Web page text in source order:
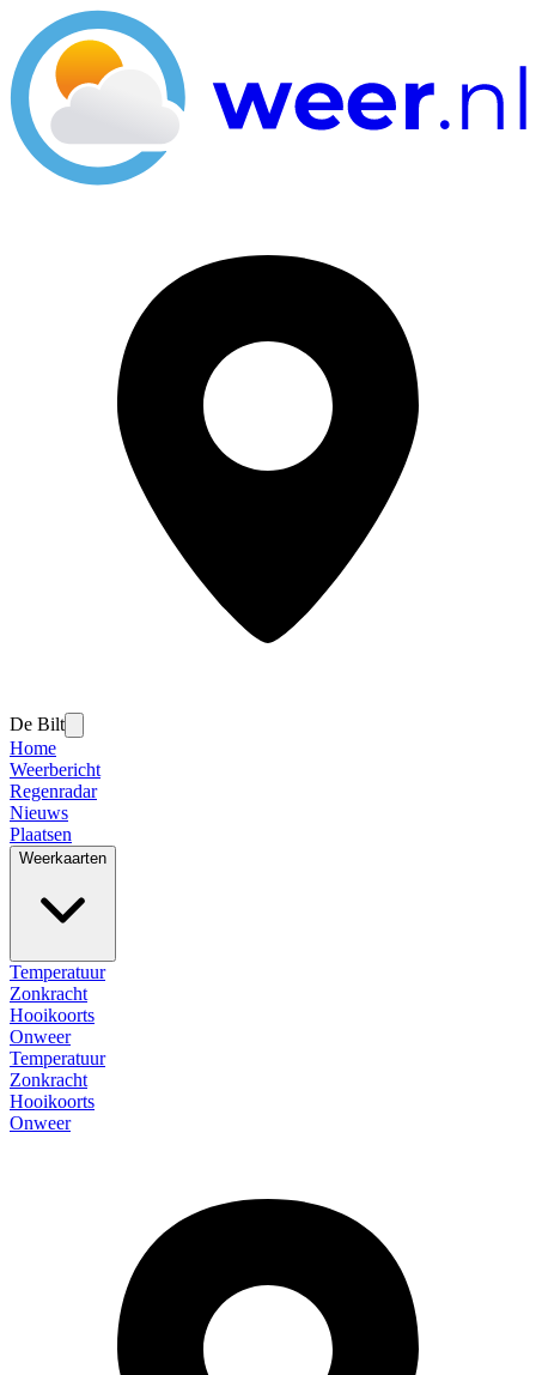
De Bilt
Home
Weerbericht
Regenradar
Nieuws
Plaatsen
Weerkaarten
Temperatuur
Zonkracht
Hooikoorts
Onweer
Temperatuur
Zonkracht
Hooikoorts
Onweer